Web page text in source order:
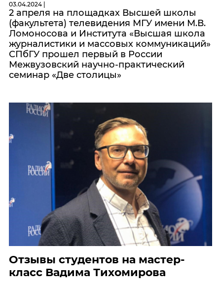
03.04.2024 |
2 апреля на площадках Высшей школы
(факультета) телевидения МГУ имени М.В.
Ломоносова и Института «Высшая школа
журналистики и массовых коммуникаций»
СПбГУ прошел первый в России
Межвузовский научно-практический
семинар «Две столицы»
Отзывы студентов на мастер-
класс Вадима Тихомирова